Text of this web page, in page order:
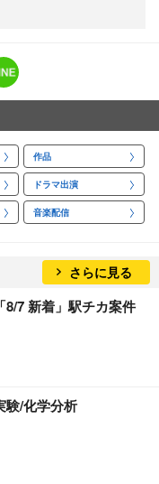
作品
ドラマ出演
音楽配信
さらに見る
7 新着」駅チカ案件
験/化学分析